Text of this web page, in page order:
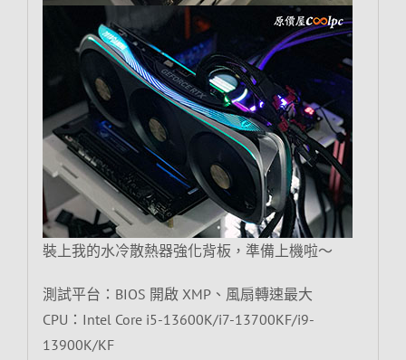
裝上我的水冷散熱器強化背板，準備上機啦～
測試平台：BIOS 開啟 XMP、風扇轉速最大
CPU：Intel Core i5-13600K/i7-13700KF/i9-
13900K/KF